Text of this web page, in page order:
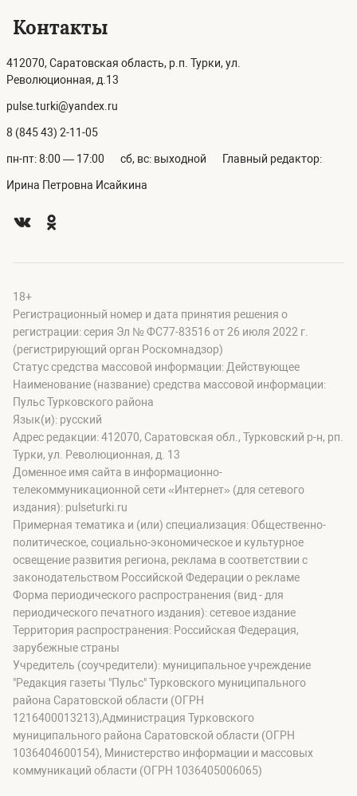
Контакты
412070, Саратовская область, р.п. Турки, ул.
Революционная, д.13
pulse.turki@yandex.ru
8 (845 43) 2-11-05
пн-пт: 8:00 — 17:00 сб, вс: выходной Главный редактор:
Ирина Петровна Исайкина
18+
Регистрационный номер и дата принятия решения о
регистрации: серия Эл № ФС77-83516 от 26 июля 2022 г.
(регистрирующий орган Роскомнадзор)
Статус средства массовой информации: Действующее
Наименование (название) средства массовой информации:
Пульс Турковского района
Язык(и): русский
Адрес редакции: 412070, Саратовская обл., Турковский р-н, рп.
Турки, ул. Революционная, д. 13
Доменное имя сайта в информационно-
телекоммуникационной сети «Интернет» (для сетевого
издания): pulseturki.ru
Примерная тематика и (или) специализация: Общественно-
политическое, социально-экономическое и культурное
освещение развития региона, реклама в соответствии с
законодательством Российской Федерации о рекламе
Форма периодического распространения (вид - для
периодического печатного издания): сетевое издание
Территория распространения: Российская Федерация,
зарубежные страны
Учредитель (соучредители): муниципальное учреждение
"Редакция газеты "Пульс" Турковского муниципального
района Саратовской области (ОГРН
1216400013213),Администрация Турковского
муниципального района Саратовской области (ОГРН
1036404600154), Министерство информации и массовых
коммуникаций области (ОГРН 1036405006065)